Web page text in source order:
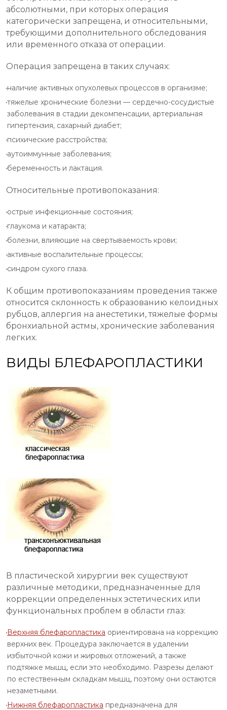
абсолютными, при которых операция
категорически запрещена, и относительными,
требующими дополнительного обследования
или временного отказа от операции.
Операция запрещена в таких случаях:
наличие активных опухолевых процессов в организме;
тяжелые хронические болезни — сердечно-сосудистые
заболевания в стадии декомпенсации, артериальная
гипертензия, сахарный диабет;
психические расстройства;
аутоиммунные заболевания;
беременность и лактация.
Относительные противопоказания:
острые инфекционные состояния;
глаукома и катаракта;
болезни, влияющие на свертываемость крови;
активные воспалительные процессы;
синдром сухого глаза.
К общим противопоказаниям проведения также
относится склонность к образованию келоидных
рубцов, аллергия на анестетики, тяжелые формы
бронхиальной астмы, хронические заболевания
легких.
ВИДЫ БЛЕФАРОПЛАСТИКИ
В пластической хирургии век существуют
различные методики, предназначенные для
коррекции определенных эстетических или
функциональных проблем в области глаз:
Верхняя блефаропластика ориентирована на коррекцию
верхних век. Процедура заключается в удалении
избыточной кожи и жировых отложений, а также
подтяжке мышц, если это необходимо. Разрезы делают
по естественным складкам мышц, поэтому они остаются
незаметными.
Нижняя блефаропластика предназначена для